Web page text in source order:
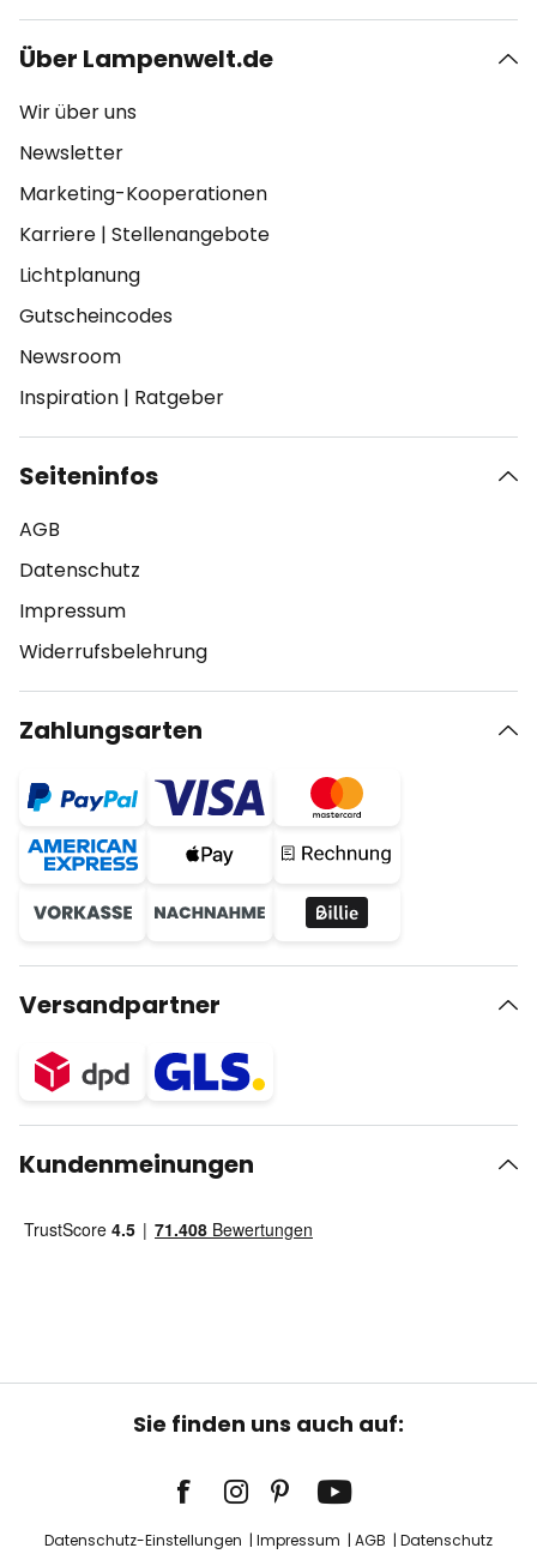
Über Lampenwelt.de
Wir über uns
Newsletter
Marketing-Kooperationen
Karriere | Stellenangebote
Lichtplanung
Gutscheincodes
Newsroom
Inspiration | Ratgeber
Seiteninfos
AGB
Datenschutz
Impressum
Widerrufsbelehrung
Zahlungsarten
Versandpartner
Kundenmeinungen
Sie finden uns auch auf:
Datenschutz-Einstellungen Impressum AGB Datenschutz